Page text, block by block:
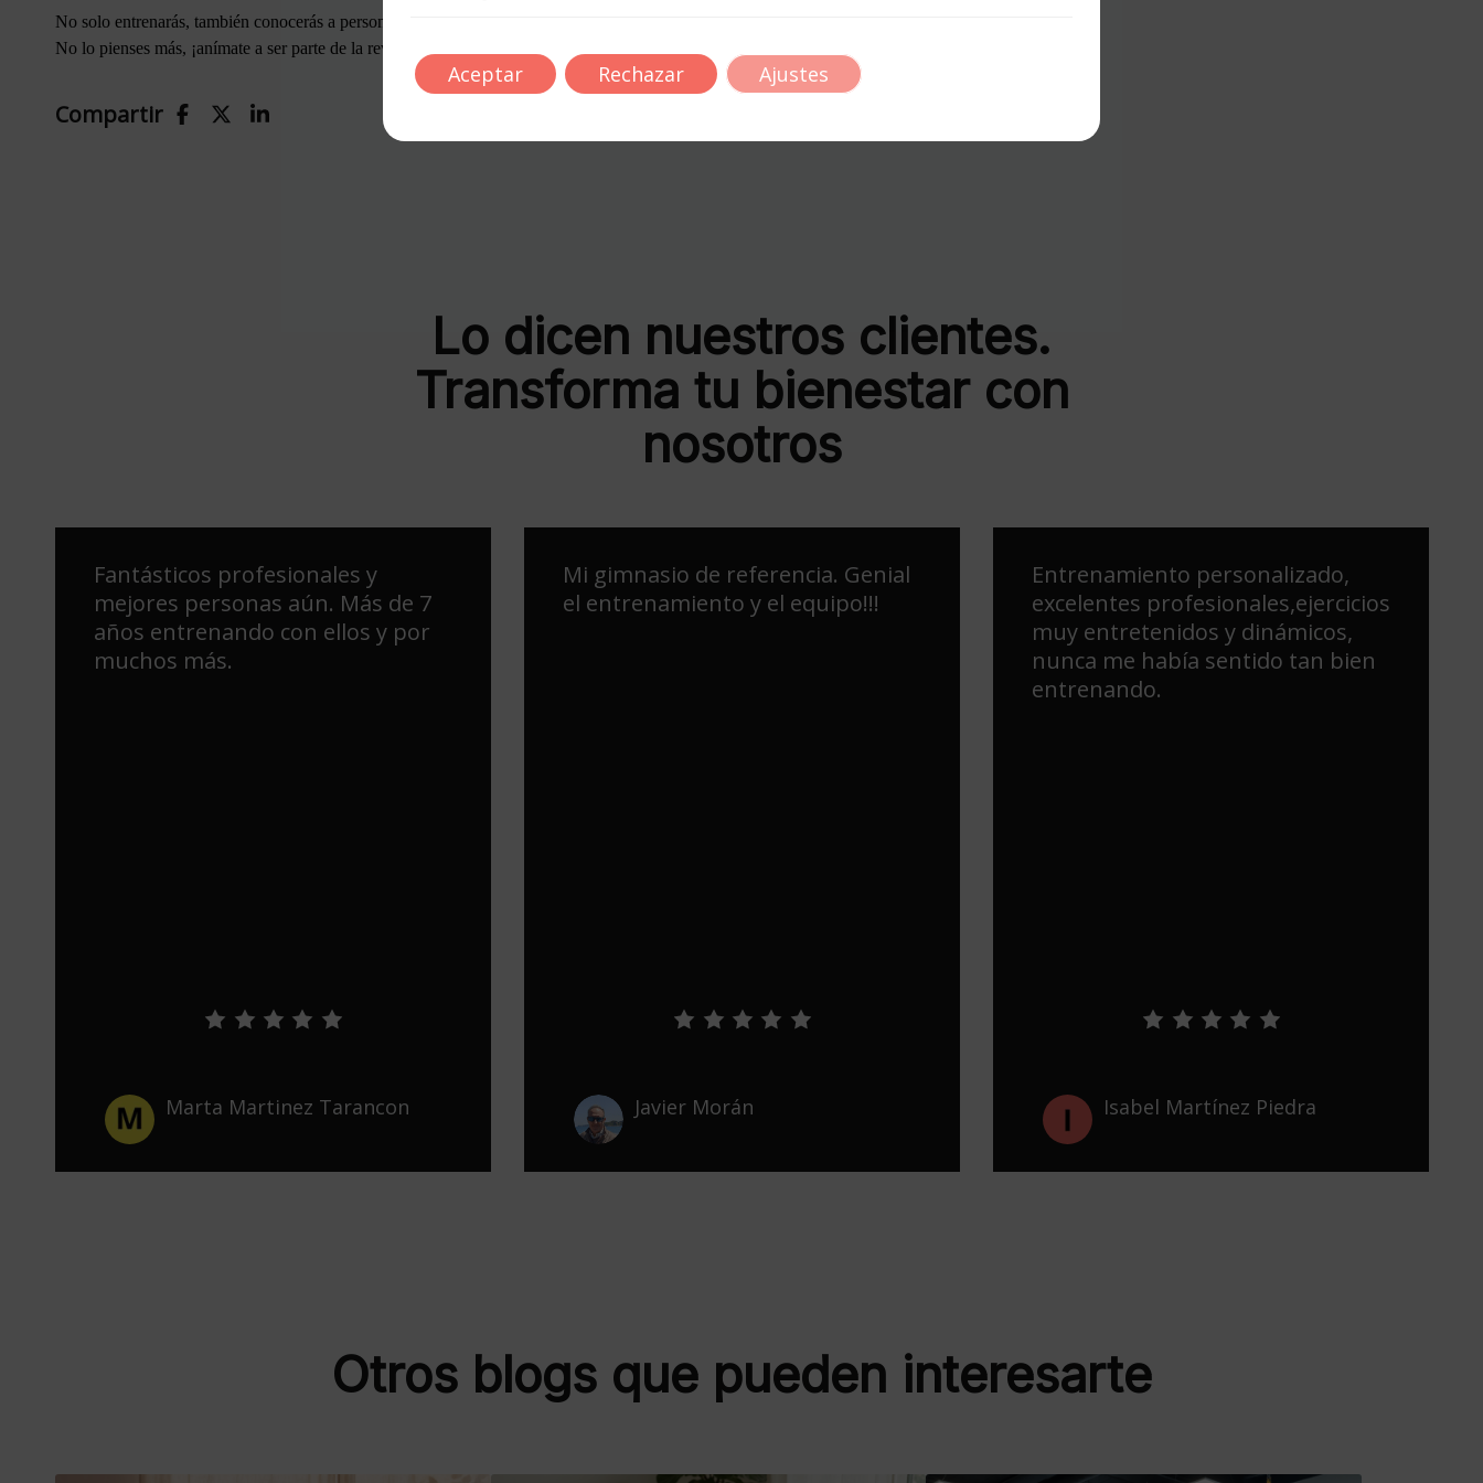
No solo entrenarás, también conocerás a personas increíbles y te sentirás parte de nuestra comunidad.
No lo pienses más, ¡anímate a ser parte de la revolución del fitness divertido!
Compartir
Lo dicen nuestros clientes.
Transforma tu bienestar con
nosotros
Mi gimnasio de referencia. Genial
el entrenamiento y el equipo!!!
Javier Morán
Entrenamiento personalizado,
excelentes profesionales,ejercicios
Isabel Martínez Piedra
Empecé a entrenar en TP hace un
par de años para prepararme
para la temporada de esquí, fue
una maravilla. Luego Ana me
entrenó y cuidó durante mi
Marta González Montesinos
Otros blogs que pueden interesarte
Aceptar Rechazar Ajustes